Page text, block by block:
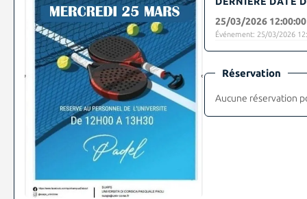
25/03/2026 12:00:00
Événement: 25/03/2026
Réservation
Aucune réservation